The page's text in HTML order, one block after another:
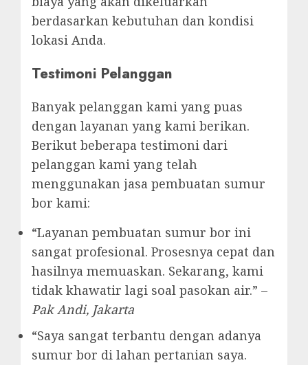
berdasarkan kebutuhan dan kondisi
lokasi Anda.
Testimoni Pelanggan
Banyak pelanggan kami yang puas
dengan layanan yang kami berikan.
Berikut beberapa testimoni dari
pelanggan kami yang telah
menggunakan jasa pembuatan sumur
bor kami:
“Layanan pembuatan sumur bor ini
sangat profesional. Prosesnya cepat dan
hasilnya memuaskan. Sekarang, kami
tidak khawatir lagi soal pasokan air.” –
Pak Andi, Jakarta
“Saya sangat terbantu dengan adanya
sumur bor di lahan pertanian saya.